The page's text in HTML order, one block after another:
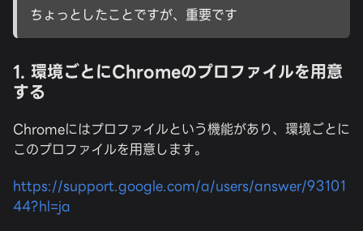
ちょっとしたことですが、重要です
1. 環境ごとにChromeのプロファイルを用意
する
Chromeにはプロファイルという機能があり、環境ごとに
このプロファイルを用意します。
https://support.google.com/a/users/answer/93101
44?hl=ja